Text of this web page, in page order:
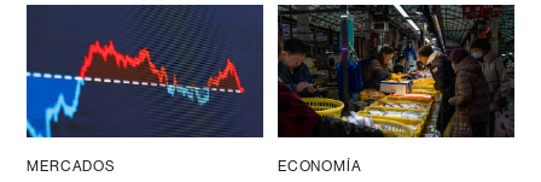
MERCADOS ECONOMÍA